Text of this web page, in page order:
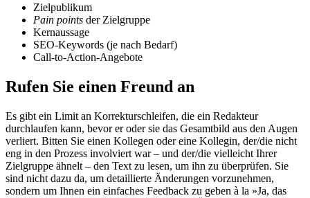
Zielpublikum
Pain points der Zielgruppe
Kernaussage
SEO-Keywords (je nach Bedarf)
Call-to-Action-Angebote
Rufen Sie einen Freund an
Es gibt ein Limit an Korrekturschleifen, die ein Redakteur
durchlaufen kann, bevor er oder sie das Gesamtbild aus den Augen
verliert. Bitten Sie einen Kollegen oder eine Kollegin, der/die nicht
eng in den Prozess involviert war – und der/die vielleicht Ihrer
Zielgruppe ähnelt – den Text zu lesen, um ihn zu überprüfen. Sie
sind nicht dazu da, um detaillierte Änderungen vorzunehmen,
sondern um Ihnen ein einfaches Feedback zu geben à la »Ja, das